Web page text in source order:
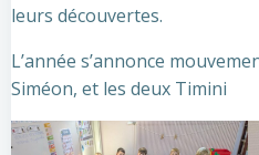
leurs découvertes.
L’année s’annonce
Siméon, et les deux Timini